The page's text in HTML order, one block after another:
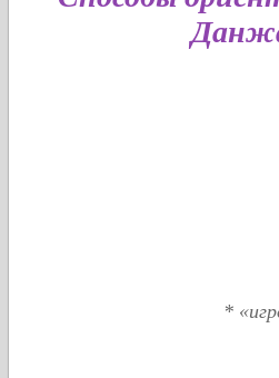
*